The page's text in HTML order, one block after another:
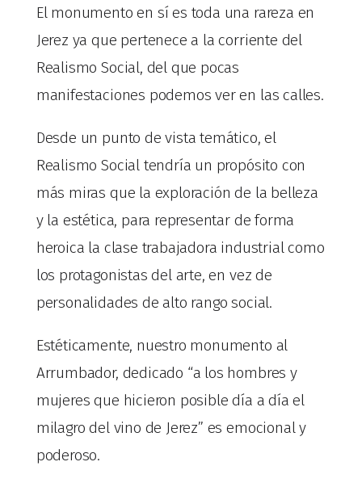
El monumento en sí es toda una rareza en
Jerez ya que pertenece a la corriente del
Realismo Social, del que pocas
manifestaciones podemos ver en las calles.
Desde un punto de vista temático, el
Realismo Social tendría un propósito con
más miras que la exploración de la belleza
y la estética, para representar de forma
heroica la clase trabajadora industrial como
los protagonistas del arte, en vez de
personalidades de alto rango social.
Estéticamente, nuestro monumento al
Arrumbador, dedicado “a los hombres y
mujeres que hicieron posible día a día el
milagro del vino de Jerez” es emocional y
poderoso.